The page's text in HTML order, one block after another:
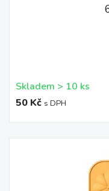
Skladem > 10 ks
50 Kč s DPH